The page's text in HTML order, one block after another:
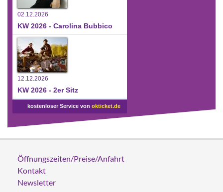
02.12.2026
KW 2026 - Carolina Bubbico
12.12.2026
KW 2026 - 2er Sitz
kostenloser Service von okticket.de
Öffnungszeiten/Preise/Anfahrt
Kontakt
Newsletter